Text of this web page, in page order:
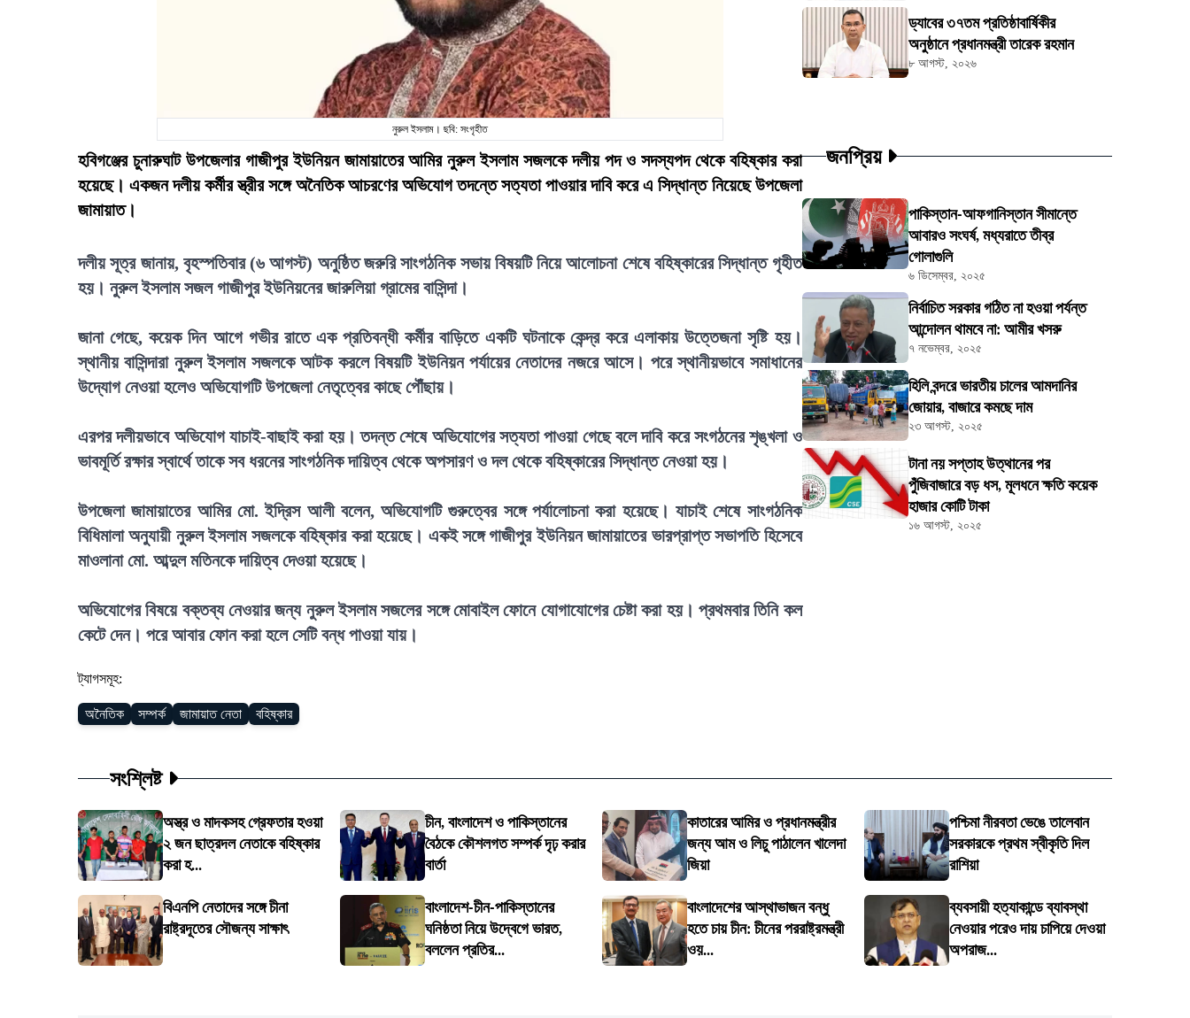
নুরুল ইসলাম। ছবি: সংগৃহীত
হবিগঞ্জের চুনারুঘাট উপজেলার গাজীপুর ইউনিয়ন জামায়াতের আমির নুরুল ইসলাম সজলকে দলীয় পদ ও সদস্যপদ থেকে বহিষ্কার করা
হয়েছে। একজন দলীয় কর্মীর স্ত্রীর সঙ্গে অনৈতিক আচরণের অভিযোগ তদন্তে সত্যতা পাওয়ার দাবি করে এ সিদ্ধান্ত নিয়েছে উপজেলা
জামায়াত।
দলীয় সূত্র জানায়, বৃহস্পতিবার (৬ আগস্ট) অনুষ্ঠিত জরুরি সাংগঠনিক সভায় বিষয়টি নিয়ে আলোচনা শেষে বহিষ্কারের সিদ্ধান্ত গৃহীত
হয়। নুরুল ইসলাম সজল গাজীপুর ইউনিয়নের জারুলিয়া গ্রামের বাসিন্দা।
জানা গেছে, কয়েক দিন আগে গভীর রাতে এক প্রতিবন্ধী কর্মীর বাড়িতে একটি ঘটনাকে কেন্দ্র করে এলাকায় উত্তেজনা সৃষ্টি হয়।
স্থানীয় বাসিন্দারা নুরুল ইসলাম সজলকে আটক করলে বিষয়টি ইউনিয়ন পর্যায়ের নেতাদের নজরে আসে। পরে স্থানীয়ভাবে সমাধানের
উদ্যোগ নেওয়া হলেও অভিযোগটি উপজেলা নেতৃত্বের কাছে পৌঁছায়।
এরপর দলীয়ভাবে অভিযোগ যাচাই-বাছাই করা হয়। তদন্ত শেষে অভিযোগের সত্যতা পাওয়া গেছে বলে দাবি করে সংগঠনের শৃঙ্খলা ও
ভাবমূর্তি রক্ষার স্বার্থে তাকে সব ধরনের সাংগঠনিক দায়িত্ব থেকে অপসারণ ও দল থেকে বহিষ্কারের সিদ্ধান্ত নেওয়া হয়।
উপজেলা জামায়াতের আমির মো. ইদ্রিস আলী বলেন, অভিযোগটি গুরুত্বের সঙ্গে পর্যালোচনা করা হয়েছে। যাচাই শেষে সাংগঠনিক
বিধিমালা অনুযায়ী নুরুল ইসলাম সজলকে বহিষ্কার করা হয়েছে। একই সঙ্গে গাজীপুর ইউনিয়ন জামায়াতের ভারপ্রাপ্ত সভাপতি হিসেবে
মাওলানা মো. আব্দুল মতিনকে দায়িত্ব দেওয়া হয়েছে।
অভিযোগের বিষয়ে বক্তব্য নেওয়ার জন্য নুরুল ইসলাম সজলের সঙ্গে মোবাইল ফোনে যোগাযোগের চেষ্টা করা হয়। প্রথমবার তিনি কল
কেটে দেন। পরে আবার ফোন করা হলে সেটি বন্ধ পাওয়া যায়।
ট্যাগসমূহ:
অনৈতিক সম্পর্ক জামায়াত নেতা বহিষ্কার
ড্যাবের ৩৭তম প্রতিষ্ঠাবার্ষিকীর
অনুষ্ঠানে প্রধানমন্ত্রী তারেক রহমান
৮ আগস্ট, ২০২৬
জনপ্রিয়
পাকিস্তান-আফগানিস্তান সীমান্তে
আবারও সংঘর্ষ, মধ্যরাতে তীব্র
গোলাগুলি
৬ ডিসেম্বর, ২০২৫
নির্বাচিত সরকার গঠিত না হওয়া পর্যন্ত
আন্দোলন থামবে না: আমীর খসরু
৭ নভেম্বর, ২০২৫
হিলি বন্দরে ভারতীয় চালের আমদানির
জোয়ার, বাজারে কমছে দাম
২৩ আগস্ট, ২০২৫
টানা নয় সপ্তাহ উত্থানের পর
পুঁজিবাজারে বড় ধস, মূলধনে ক্ষতি কয়েক
হাজার কোটি টাকা
১৬ আগস্ট, ২০২৫
সংশ্লিষ্ট
অস্ত্র ও মাদকসহ গ্রেফতার হওয়া
২ জন ছাত্রদল নেতাকে বহিষ্কার
করা হ...
চীন, বাংলাদেশ ও পাকিস্তানের
বৈঠকে কৌশলগত সম্পর্ক দৃঢ় করার
বার্তা
কাতারের আমির ও প্রধানমন্ত্রীর
জন্য আম ও লিচু পাঠালেন খালেদা
জিয়া
পশ্চিমা নীরবতা ভেঙে তালেবান
সরকারকে প্রথম স্বীকৃতি দিল
রাশিয়া
বিএনপি নেতাদের সঙ্গে চীনা
রাষ্ট্রদূতের সৌজন্য সাক্ষাৎ
বাংলাদেশ-চীন-পাকিস্তানের
ঘনিষ্ঠতা নিয়ে উদ্বেগে ভারত,
বললেন প্রতির...
বাংলাদেশের আস্থাভাজন বন্ধু
হতে চায় চীন: চীনের পররাষ্ট্রমন্ত্রী
ওয়...
ব্যবসায়ী হত্যাকান্ডে ব্যাবস্থা
নেওয়ার পরেও দায় চাপিয়ে দেওয়া
অপরাজ...